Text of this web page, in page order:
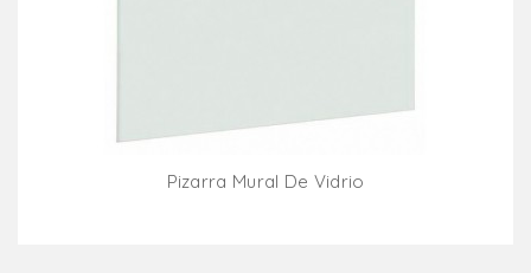
Pizarra Mural De Vidrio